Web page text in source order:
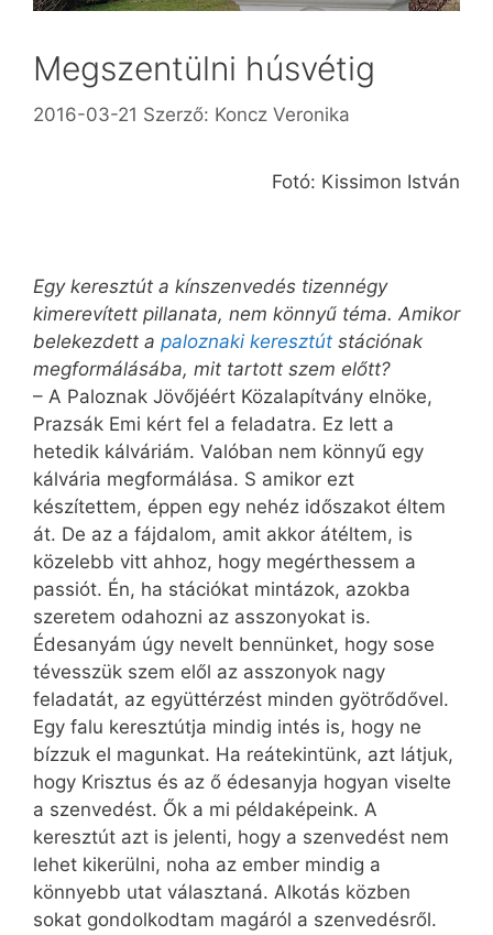
Megszentülni húsvétig
2016-03-21 Szerző: Koncz Veronika
Fotó: Kissimon István
Egy keresztút a kínszenvedés tizennégy
kimerevített pillanata, nem könnyű téma. Amikor
belekezdett a paloznaki keresztút stációnak
megformálásába, mit tartott szem előtt?
– A Paloznak Jövőjéért Közalapítvány elnöke,
Prazsák Emi kért fel a feladatra. Ez lett a
hetedik kálváriám. Valóban nem könnyű egy
kálvária megformálása. S amikor ezt
készítettem, éppen egy nehéz időszakot éltem
át. De az a fájdalom, amit akkor átéltem, is
közelebb vitt ahhoz, hogy megérthessem a
passiót. Én, ha stációkat mintázok, azokba
szeretem odahozni az asszonyokat is.
Édesanyám úgy nevelt bennünket, hogy sose
tévesszük szem elől az asszonyok nagy
feladatát, az együttérzést minden gyötrődővel.
Egy falu keresztútja mindig intés is, hogy ne
bízzuk el magunkat. Ha reátekintünk, azt látjuk,
hogy Krisztus és az ő édesanyja hogyan viselte
a szenvedést. Ők a mi példaképeink. A
keresztút azt is jelenti, hogy a szenvedést nem
lehet kikerülni, noha az ember mindig a
könnyebb utat választaná. Alkotás közben
sokat gondolkodtam magáról a szenvedésről.